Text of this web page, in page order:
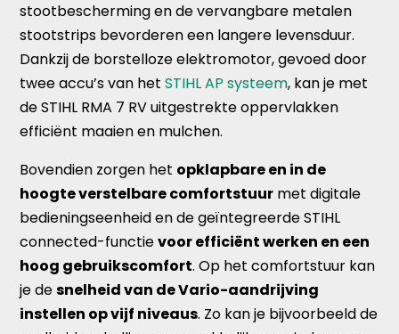
stootbescherming en de vervangbare metalen
stootstrips bevorderen een langere levensduur.
Dankzij de borstelloze elektromotor, gevoed door
twee accu’s van hetSTIHL AP systeem, kan je met
de STIHL RMA 7 RV uitgestrekte oppervlakken
efficiënt maaien en mulchen.
Bovendien zorgen het opklapbare en in de
hoogte verstelbare comfortstuur met digitale
bedieningseenheid en de geïntegreerde STIHL
connected-functievoor efficiënt werken en een
hoog gebruikscomfort. Op het comfortstuur kan
je desnelheid van de Vario-aandrijving
instellen op vijf niveaus. Zo kan je bijvoorbeeld de